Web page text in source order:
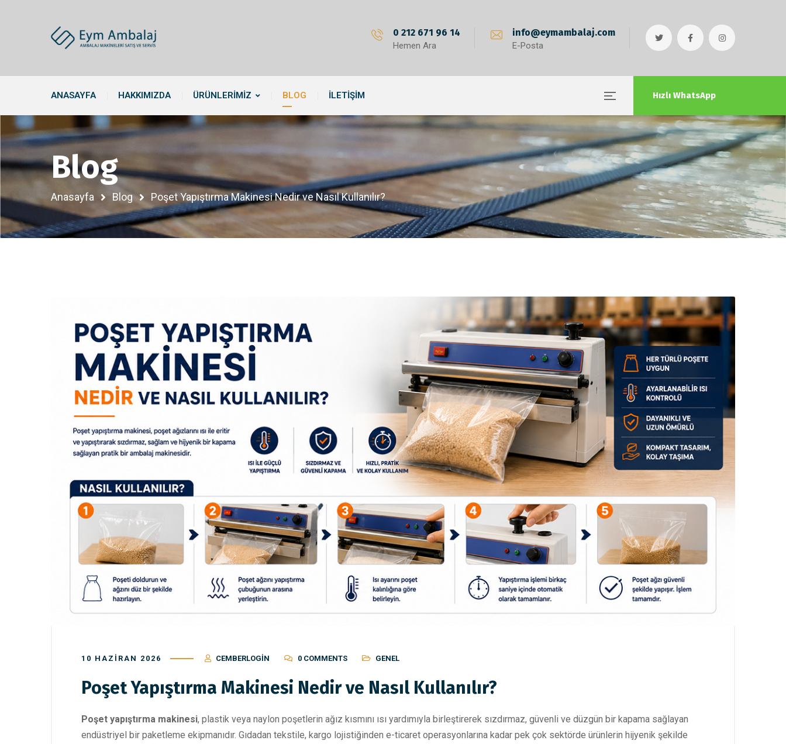
0 212 671 96 14
Hemen Ara
info@eymambalaj.com
E-Posta
Hızlı WhatsApp
ANASAYFA HAKKIMIZDA ÜRÜNLERIMIZ BLOG İLETIŞIM
Blog
Anasayfa Blog Poşet Yapıştırma Makinesi Nedir ve Nasıl Kullanılır?
10 HAZIRAN 2026 CEMBERLOGIN 0 COMMENTS GENEL
Poşet Yapıştırma Makinesi Nedir ve Nasıl Kullanılır?
Poşet yapıştırma makinesi, plastik veya naylon poşetlerin ağız kısmını ısı yardımıyla birleştirerek sızdırmaz, güvenli ve düzgün bir kapama sağlayan
endüstriyel bir paketleme ekipmanıdır. Gıdadan tekstile, kargo lojistiğinden e-ticaret operasyonlarına kadar pek çok sektörde ürünlerin hijyenik şekilde